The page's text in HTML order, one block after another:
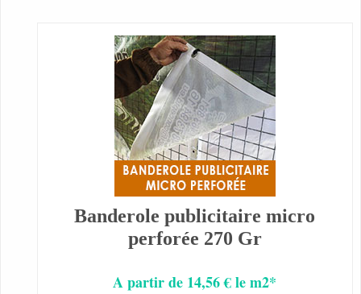
Banderole publicitaire micro
perforée 270 Gr
A partir de 14,56 € le m2*